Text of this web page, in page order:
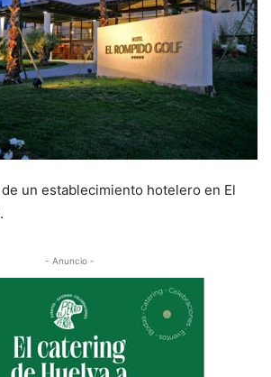
un establecimiento hotelero en El
- Anuncio -